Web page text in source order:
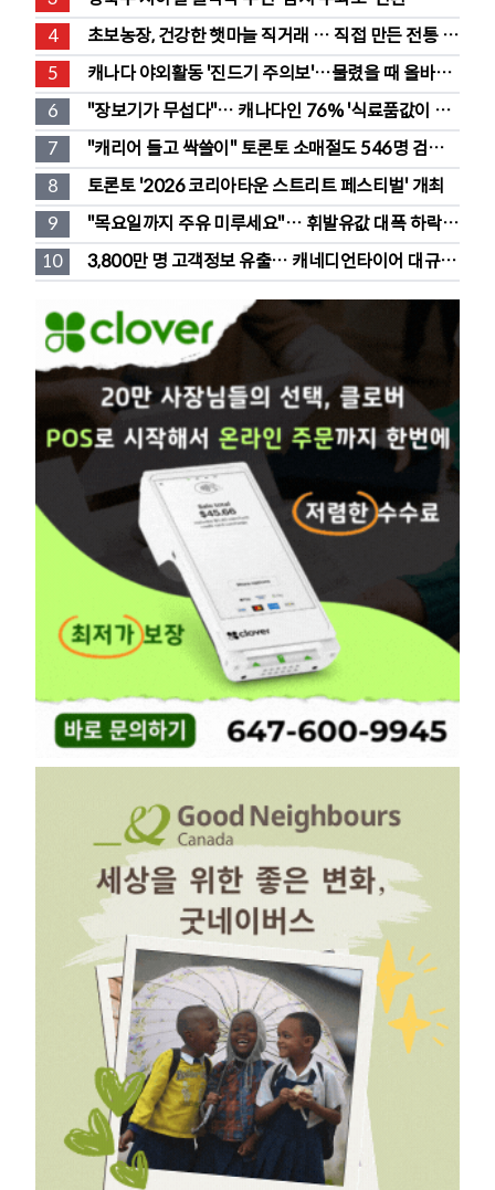
스트리트 바뀐다”
4
초보농장, 건강한 햇마늘 직거래 … 직접 만든 전통 장
류도 판매
5
캐나다 야외활동 '진드기 주의보'…물렸을 때 올바른
대처법은?
6
"장보기가 무섭다"… 캐나다인 76% '식료품값이 가
장 부담'
7
"캐리어 들고 싹쓸이" 토론토 소매절도 546명 검
거…훔친 물건 재유통
8
토론토 '2026 코리아타운 스트리트 페스티벌' 개최
9
"목요일까지 주유 미루세요"… 휘발유값 대폭 하락
예고
10
3,800만 명 고객정보 유출… 캐네디언타이어 대규모
집단소송 직면